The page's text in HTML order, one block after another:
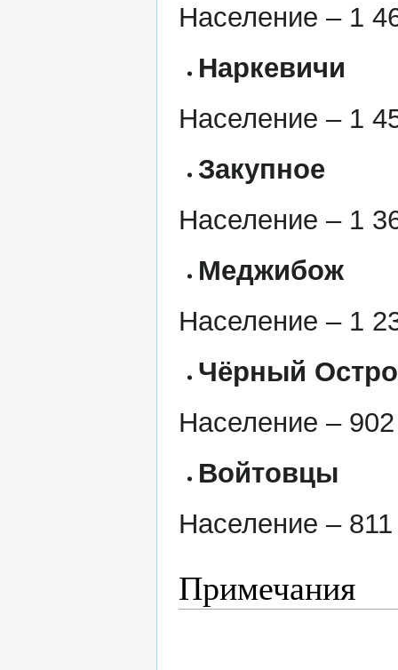
Население – 1
Наркевичи
Население – 1
Закупное
Население – 1
Меджибож
Население – 1
Чёрный
Население –
Войтовцы
Население –
Примечания